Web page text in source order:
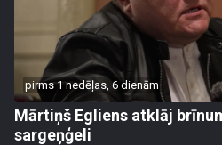
pirms 1 nedēļas, 6 dienām
Mārtiņš Egliens atklāj
sargeņģeli